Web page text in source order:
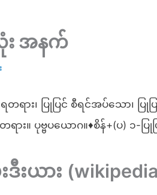
း အနက်
ား၊ ပြုပြင် စီရင်အပ်သော၊ ပြုပြ
း။ ပုဗ္ဗပယောဂ။♦စိန်+(ပ) ၁-ပ
းယား